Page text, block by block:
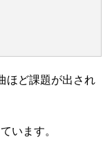
ほど課題が出され
います。